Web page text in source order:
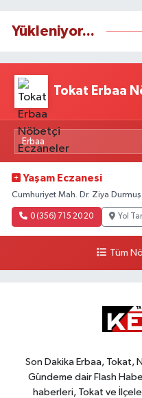
Yükleniyor...
Tokat Erbaa
Yaşam Eczanesi
Cumhuriyet Mah. Dr. Ziya
0 (356) 715 20 20 Yol
Tüm
Son Dakika Erbaa, Tokat,
Gündeme dair Flash
haberleri, Tokat ve